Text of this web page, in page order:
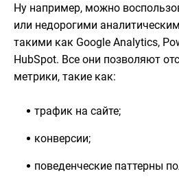
Ну например, можно
или недорогими
такими как Google Analytics,
HubSpot. Все они позволяют
метрики, такие как:
трафик на сайте;
конверсии;
поведенческие паттерны